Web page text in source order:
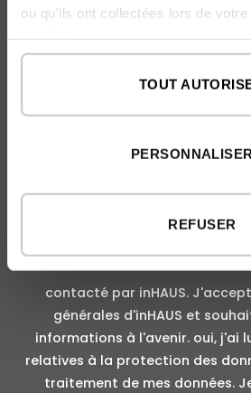
ou qu'ils ont collectées lors de
TOUT
PERSONNALISER
REFUSER
*
En soumettant ce
contacté par inHAUS.
générales d'inHAUS et
informations à l'avenir. oui, j'ai
relatives à la protection des
traitement de mes données.